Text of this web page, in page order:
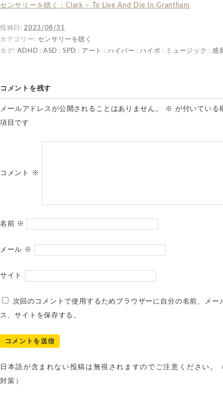
センサリーを聴く：Clark – To Live And Die In Grantham
投稿日: 2023/08/31
カテゴリー: センサリーを聴く
タグ: ADHD :ASD :SPD : アート : ハイパー :ハイポ : ミュージック : 感
コメントを残す
メールアドレスが公開されることはありません。 ※ が付いている
項目です
コメント ※
名前 ※
メール ※
サイト
次回のコメントで使用するためブラウザーに自分の名前、メー
ス、サイトを保存する。
日本語が含まれない投稿は無視されますのでご注意ください。
対策）